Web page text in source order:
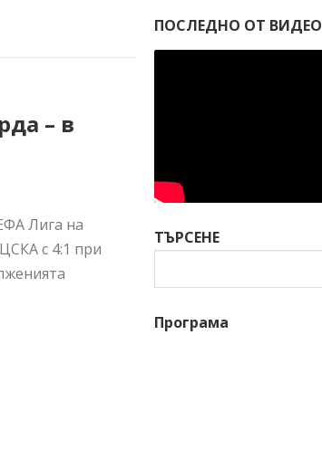
– в
Лига на
с 4:1 при
ПОСЛЕДНО ОТ ВИДЕО
ТЪРСЕНЕ
Програма